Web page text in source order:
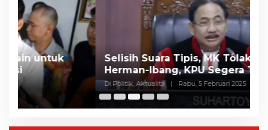
Selisih Suara Tipis, MK Tolak Gugatan
Herman-Ibang, KPU Segera Tetapkan
Wahyu-Ramzi
Di Politik, Aktualita Rabu, 5 Februari 2025